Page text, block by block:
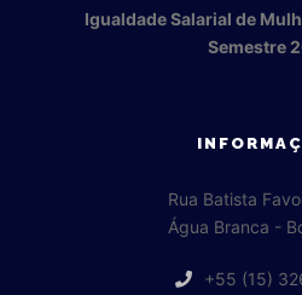
Igualdade Salarial de
Semestre
Rua Batista
Água Branca -
+55 (15)